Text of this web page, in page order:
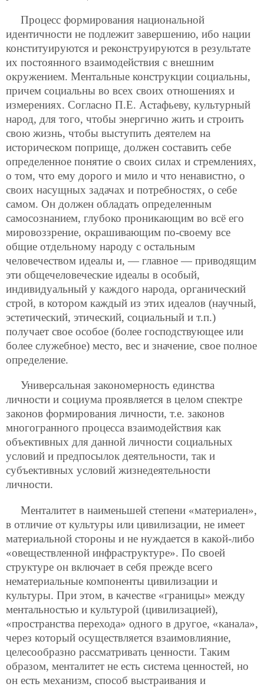
Процесс формирования национальной
идентичности не подлежит завершению, ибо нации
конституируются и реконструируются в результате
их постоянного взаимодействия с внешним
окружением. Ментальные конструкции социальны,
причем социальны во всех своих отношениях и
измерениях. Согласно П.Е. Астафьеву, культурный
народ, для того, чтобы энергично жить и строить
свою жизнь, чтобы выступить деятелем на
историческом поприще, должен составить себе
определенное понятие о своих силах и стремлениях,
о том, что ему дорого и мило и что ненавистно, о
своих насущных задачах и потребностях, о себе
самом. Он должен обладать определенным
самосознанием, глубоко проникающим во всё его
мировоззрение, окрашивающим по-своему все
общие отдельному народу с остальным
человечеством идеалы и, — главное — приводящим
эти общечеловеческие идеалы в особый,
индивидуальный у каждого народа, органический
строй, в котором каждый из этих идеалов (научный,
эстетический, этический, социальный и т.п.)
получает свое особое (более господствующее или
более служебное) место, вес и значение, свое полное
определение.
Универсальная закономерность единства
личности и социума проявляется в целом спектре
законов формирования личности, т.е. законов
многогранного процесса взаимодействия как
объективных для данной личности социальных
условий и предпосылок деятельности, так и
субъективных условий жизнедеятельности
личности.
Менталитет в наименьшей степени «материален»,
в отличие от культуры или цивилизации, не имеет
материальной стороны и не нуждается в какой-либо
«овеществленной инфраструктуре». По своей
структуре он включает в себя прежде всего
нематериальные компоненты цивилизации и
культуры. При этом, в качестве «границы» между
ментальностью и культурой (цивилизацией),
«пространства перехода» одного в другое, «канала»,
через который осуществляется взаимовлияние,
целесообразно рассматривать ценности. Таким
образом, менталитет не есть система ценностей, но
он есть механизм, способ выстраивания и